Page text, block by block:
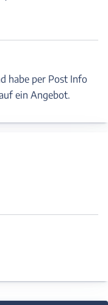
habe per Post Info
ein Angebot.